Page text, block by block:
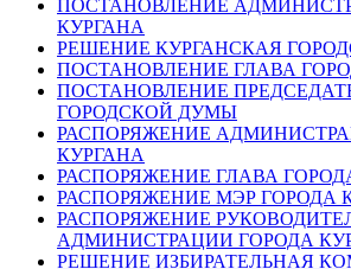
ПОСТАНОВЛЕНИЕ
КУРГАНА
РЕШЕНИЕ КУРГАНСКАЯ
ПОСТАНОВЛЕНИЕ ГЛАВА
ПОСТАНОВЛЕНИЕ
ГОРОДСКОЙ ДУМЫ
РАСПОРЯЖЕНИЕ
КУРГАНА
РАСПОРЯЖЕНИЕ ГЛАВА
РАСПОРЯЖЕНИЕ МЭР ГОРОДА
РАСПОРЯЖЕНИЕ
АДМИНИСТРАЦИИ ГОРОДА
РЕШЕНИЕ ИЗБИРАТЕЛЬНАЯ